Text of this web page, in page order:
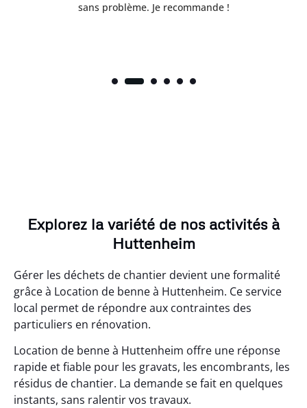
sans problème. Je recommande !
Explorez la variété de nos activités à
Huttenheim
Gérer les déchets de chantier devient une formalité
grâce à Location de benne à Huttenheim. Ce service
local permet de répondre aux contraintes des
particuliers en rénovation.
Location de benne à Huttenheim offre une réponse
rapide et fiable pour les gravats, les encombrants, les
résidus de chantier. La demande se fait en quelques
instants, sans ralentir vos travaux.